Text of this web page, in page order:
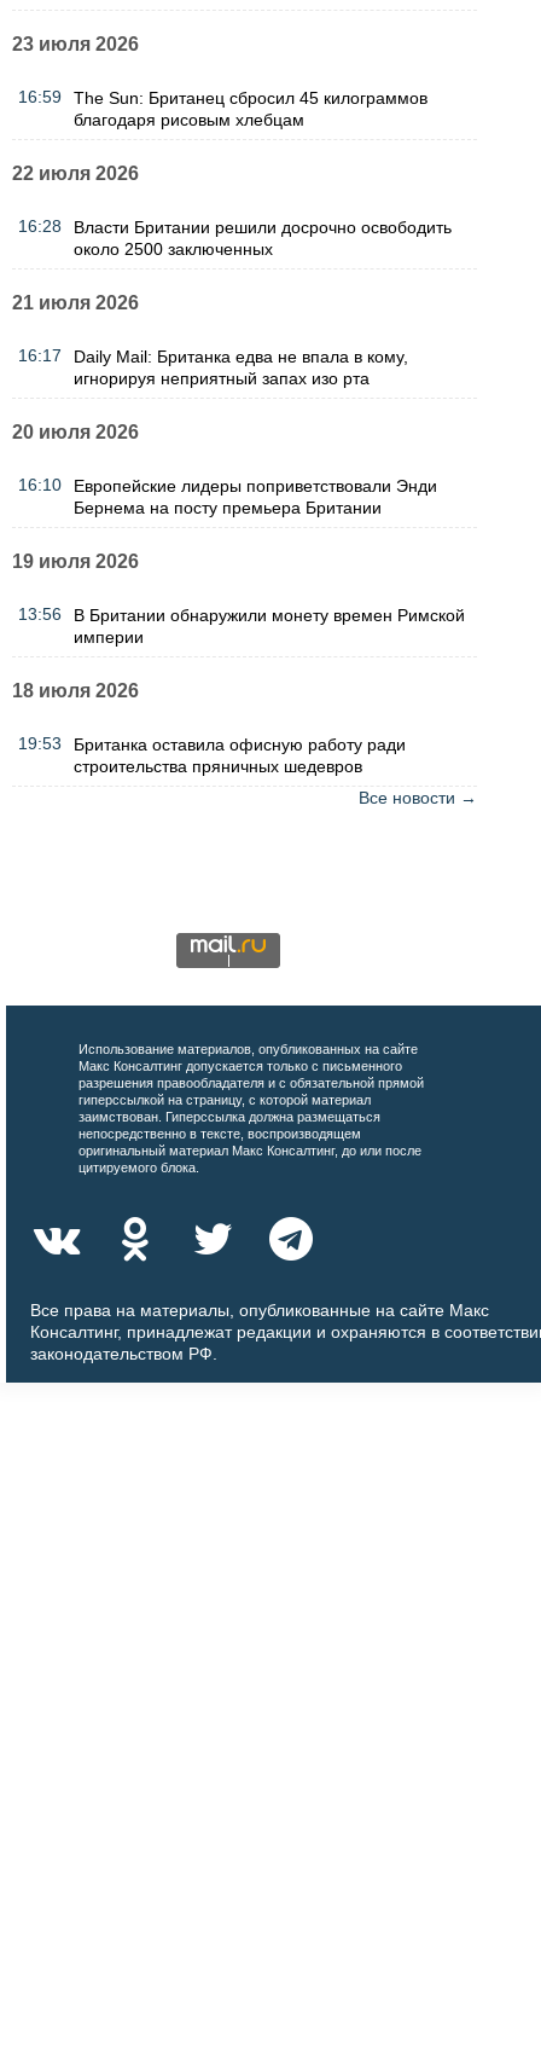
23 июля 2026
16:59
The Sun: Британец сбросил 45 килограммов
благодаря рисовым хлебцам
22 июля 2026
16:28
Власти Британии решили досрочно освободить
около 2500 заключенных
21 июля 2026
16:17
Daily Mail: Британка едва не впала в кому,
игнорируя неприятный запах изо рта
20 июля 2026
16:10
Европейские лидеры поприветствовали Энди
Бернема на посту премьера Британии
19 июля 2026
13:56
В Британии обнаружили монету времен Римской
империи
18 июля 2026
19:53
Британка оставила офисную работу ради
строительства пряничных шедевров
Все новости →
Использование материалов, опубликованных на сайте
Макс Консалтинг допускается только с письменного
разрешения правообладателя и с обязательной прямой
гиперссылкой на страницу, с которой материал
заимствован. Гиперссылка должна размещаться
непосредственно в тексте, воспроизводящем
оригинальный материал Макс Консалтинг, до или после
цитируемого блока.
Все права на материалы, опубликованные на сайте Макс
Консалтинг, принадлежат редакции и охраняются в
законодательством РФ.